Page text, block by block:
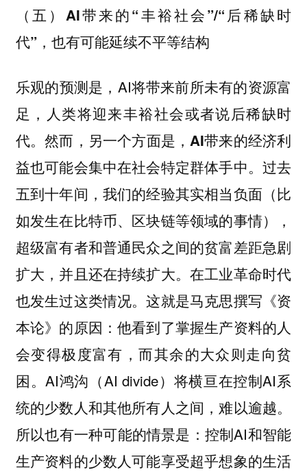
（五）AI带来的“丰裕社会”/“后稀缺时
代”，也有可能延续不平等结构
乐观的预测是，AI将带来前所未有的资源富
足，人类将迎来丰裕社会或者说后稀缺时
代。然而，另一个方面是，AI带来的经济利
益也可能会集中在社会特定群体手中。 过去
五到十年间，我们的经验其实相当负面（比
如发生在比特币、区块链等领域的事情），
超级富有者和普通民众之间的贫富差距急剧
扩大，并且还在持续扩大。在工业革命时代
也发生过这类情况。这就是马克思撰写《资
本论》的原因：他看到了掌握生产资料的人
会变得极度富有，而其余的大众则走向贫
困。AI鸿沟（AI divide）将横亘在控制AI系
统的少数人和其他所有人之间，难以逾越。
所以也有一种可能的情景是：控制AI和智能
生产资料的少数人可能享受超乎想象的生活